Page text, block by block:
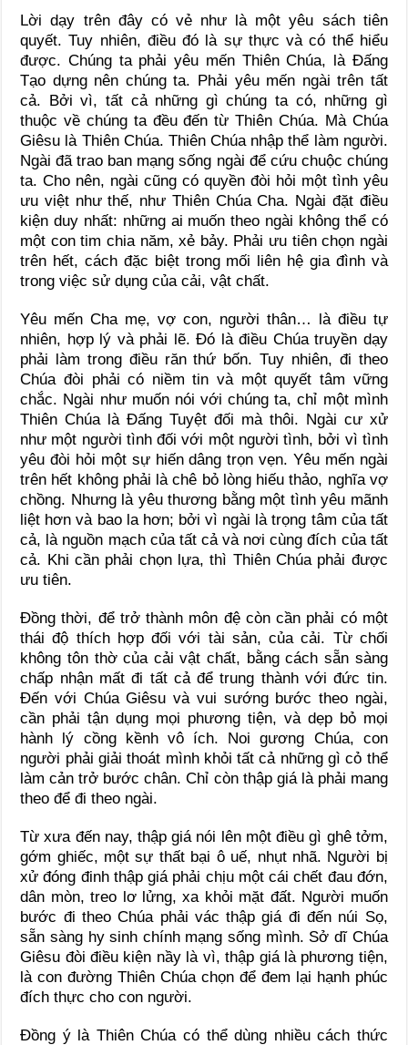
Lời dạy trên đây có vẻ như là một yêu sách tiên
quyết. Tuy nhiên, điều đó là sự thực và có thể hiểu
được. Chúng ta phải yêu mến Thiên Chúa, là Đấng
Tạo dựng nên chúng ta. Phải yêu mến ngài trên tất
cả. Bởi vì, tất cả những gì chúng ta có, những gì
thuộc về chúng ta đều đến từ Thiên Chúa. Mà Chúa
Giêsu là Thiên Chúa. Thiên Chúa nhập thể làm người.
Ngài đã trao ban mạng sống ngài để cứu chuộc chúng
ta. Cho nên, ngài cũng có quyền đòi hỏi một tình yêu
ưu việt như thế, như Thiên Chúa Cha. Ngài đặt điều
kiện duy nhất: những ai muốn theo ngài không thể có
một con tim chia năm, xẻ bảy. Phải ưu tiên chọn ngài
trên hết, cách đặc biệt trong mối liên hệ gia đình và
trong việc sử dụng của cải, vật chất.
Yêu mến Cha mẹ, vợ con, người thân… là điều tự
nhiên, hợp lý và phải lẽ. Đó là điều Chúa truyền dạy
phải làm trong điều răn thứ bốn. Tuy nhiên, đi theo
Chúa đòi phải có niềm tin và một quyết tâm vững
chắc. Ngài như muốn nói với chúng ta, chỉ một mình
Thiên Chúa là Đấng Tuyệt đối mà thôi. Ngài cư xử
như một người tình đối với một người tình, bởi vì tình
yêu đòi hỏi một sự hiến dâng trọn vẹn. Yêu mến ngài
trên hết không phải là chê bỏ lòng hiếu thảo, nghĩa vợ
chồng. Nhưng là yêu thương bằng một tình yêu mãnh
liệt hơn và bao la hơn; bởi vì ngài là trọng tâm của tất
cả, là nguồn mạch của tất cả và nơi cùng đích của tất
cả. Khi cần phải chọn lựa, thì Thiên Chúa phải được
ưu tiên.
Đồng thời, để trở thành môn đệ còn cần phải có một
thái độ thích hợp đối với tài sản, của cải. Từ chối
không tôn thờ của cải vật chất, bằng cách sẵn sàng
chấp nhận mất đi tất cả để trung thành với đức tin.
Đến với Chúa Giêsu và vui sướng bước theo ngài,
cần phải tận dụng mọi phương tiện, và dẹp bỏ mọi
hành lý cồng kềnh vô ích. Noi gương Chúa, con
người phải giải thoát mình khỏi tất cả những gì cỏ thể
làm cản trở bước chân. Chỉ còn thập giá là phải mang
theo để đi theo ngài.
Từ xưa đến nay, thập giá nói lên một điều gì ghê tởm,
gớm ghiếc, một sự thất bại ô uế, nhụt nhã. Người bị
xử đóng đinh thập giá phải chịu một cái chết đau đớn,
dân mòn, treo lơ lửng, xa khỏi mặt đất. Người muốn
bước đi theo Chúa phải vác thập giá đi đến núi Sọ,
sẵn sàng hy sinh chính mạng sống mình. Sở dĩ Chúa
Giêsu đòi điều kiện nầy là vì, thập giá là phương tiện,
là con đường Thiên Chúa chọn để đem lại hạnh phúc
đích thực cho con người.
Đồng ý là Thiên Chúa có thể dùng nhiều cách thức